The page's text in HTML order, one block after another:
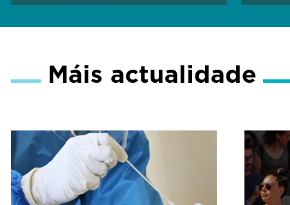
Máis actualidade